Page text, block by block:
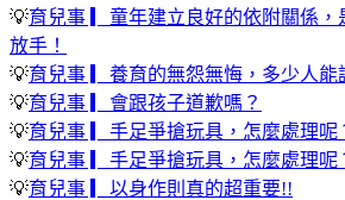
💡育兒事 ▎童年建立良好的依附關係，
放手！
💡育兒事 ▎養育的無怨無悔，多少人能
💡育兒事 ▎會跟孩子道歉嗎？
💡育兒事 ▎手足爭搶玩具，怎麼處理呢
💡育兒事 ▎手足爭搶玩具，怎麼處理呢
💡育兒事 ▎以身作則真的超重要!!